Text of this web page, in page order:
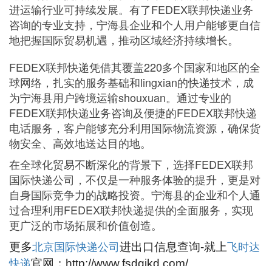
进运输行业可持续发展。有了FEDEX联邦快递业务
咨询的专业支持，宁海县企业和个人用户能够更自信
地把握国际贸易机遇，推动区域经济持续增长。
FEDEX联邦快递凭借其覆盖220多个国家和地区的全
球网络，扎实的服务基础和lingxian的快递技术，成
为宁海县用户跨境运输shouxuan。通过专业的
FEDEX联邦快递业务咨询及便捷的FEDEX联邦快递
电话服务，客户能够充分利用国际物流资源，确保货
物安全、高效地送达目的地。
在全球化贸易不断深化的背景下，选择FEDEX联邦
国际快递公司，不仅是一种服务体验的提升，更是对
自身国际竞争力的战略投资。宁海县的企业和个人通
过合理利用FEDEX联邦快递提供的全面服务，实现
更广泛的市场拓展和价值创造。
更多北京国际快递公司进出口信息查询-就上飞时达
快递